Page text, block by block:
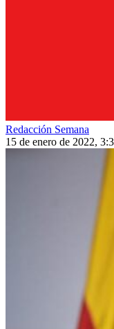
Redacción Semana
15 de enero de 2022,